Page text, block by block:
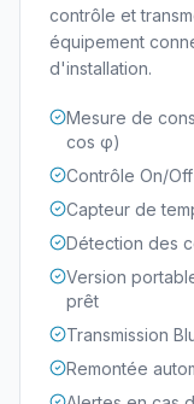
contrôle et
équipement
d'installation.
Mesure de
cos φ)
Contrôle On/
Capteur de
Détection des
Version
prêt
Transmission
Remontée